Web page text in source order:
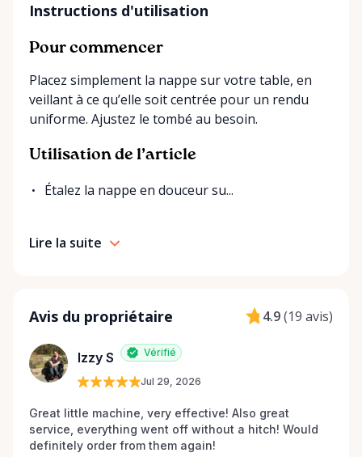
Instructions d'utilisation
Pour commencer
Placez simplement la nappe sur votre table, en
veillant à ce qu’elle soit centrée pour un rendu
uniforme. Ajustez le tombé au besoin.
Utilisation de l’article
Étalez la nappe en douceur su...
Lire la suite
Avis du propriétaire 4.9(19 avis)
Izzy S Vérifié
Jul 29, 2026
Great little machine, very effective! Also great
service, everything went off without a hitch! Would
definitely order from them again!